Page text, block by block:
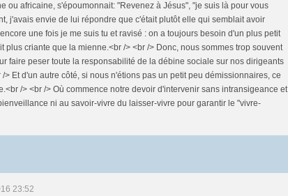
ou africaine, s'époumonnait: "Revenez à Jésus", "je suis là pour vous
j'avais envie de lui répondre que c'était plutôt elle qui semblait avoir
une fois je me suis tu et ravisé : on a toujours besoin d'un plus petit
plus criante que la mienne.<br /> <br /> Donc, nous sommes trop souvent
faire peser toute la responsabilité de la débine sociale sur nos dirigeants
/> Et d'un autre côté, si nous n'étions pas un petit peu démissionnaires, ce
/> <br /> Où commence notre devoir d'intervenir sans intransigeance et
ni au savoir-vivre du laisser-vivre pour garantir le "vivre-
23:52